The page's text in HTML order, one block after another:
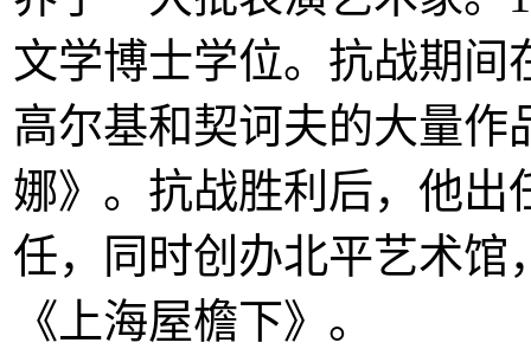
文学博士学位。抗战期间
高尔基和契诃夫的大量作
娜》。抗战胜利后，他出
任，同时创办北平艺术馆
《上海屋檐下》。